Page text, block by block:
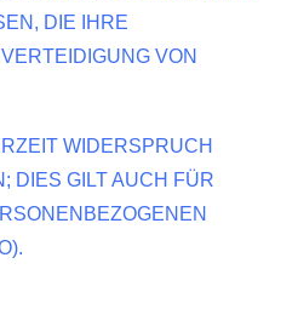
DIE IHRE
VON
WIDERSPRUCH
DIES GILT AUCH FÜR